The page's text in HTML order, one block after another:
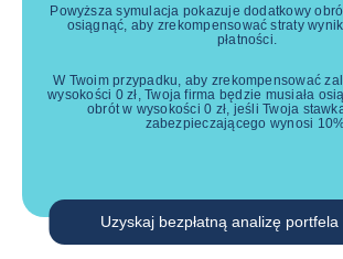
Powyższa symulacja pokazuje dodatkowy
osiągnąć, aby zrekompensować straty
płatności.
W Twoim przypadku, aby zrekompensować
wysokości 0 zł, Twoja firma będzie musiała
obrót w wysokości0 zł, jeśli Twoja
zabezpieczającego wynosi 10
Uzyskaj bezpłatną analizę